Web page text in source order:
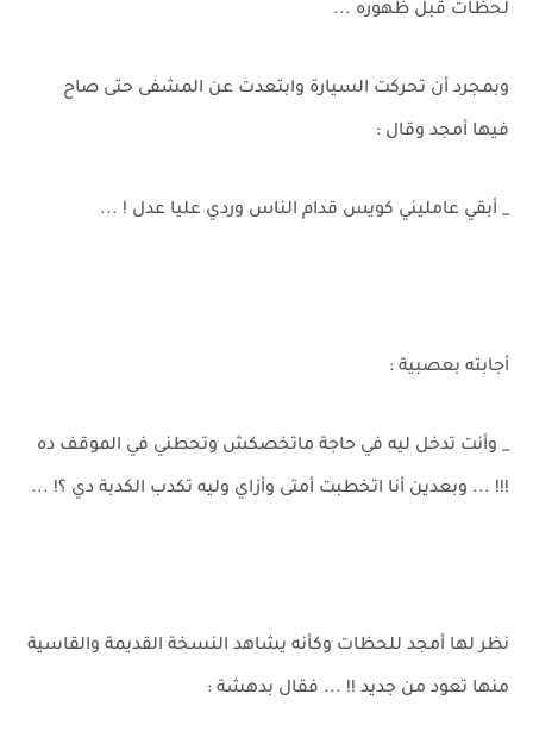
لحظات قبل ظهوره ...
وبمجرد أن تحركت السيارة وابتعدت عن المشفى حتى صاح
فيها أمجد وقال :
_ أبقي عامليني كويس قدام الناس وردي عليا عدل ! ...
أجابته بعصبية :
_ وأنت تدخل ليه في حاجة ماتخصكش وتحطني في الموقف ده
!!! ... وبعدين أنا اتخطبت أمتى وأزاي وليه تكدب الكدبة دي ؟! ...
نظر لها أمجد للحظات وكأنه يشاهد النسخة القديمة والقاسية
منها تعود من جديد !! ... فقال بدهشة :